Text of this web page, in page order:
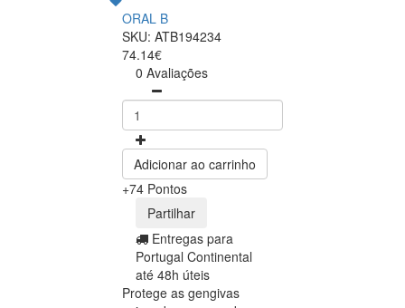
ORAL B
SKU: ATB194234
74.14€
0 Avaliações
Adicionar ao carrinho
+74 Pontos
Partilhar
Entregas para
Portugal Continental
até 48h úteis
Protege as gengivas